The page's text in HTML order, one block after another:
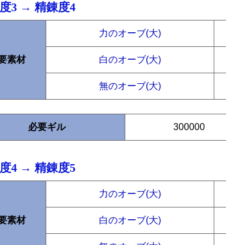
3 → 精錬度4
素材
力のオーブ(大)
白のオーブ(大)
無のオーブ(大)
必要ギル 300000
4 → 精錬度5
素材
力のオーブ(大)
白のオーブ(大)